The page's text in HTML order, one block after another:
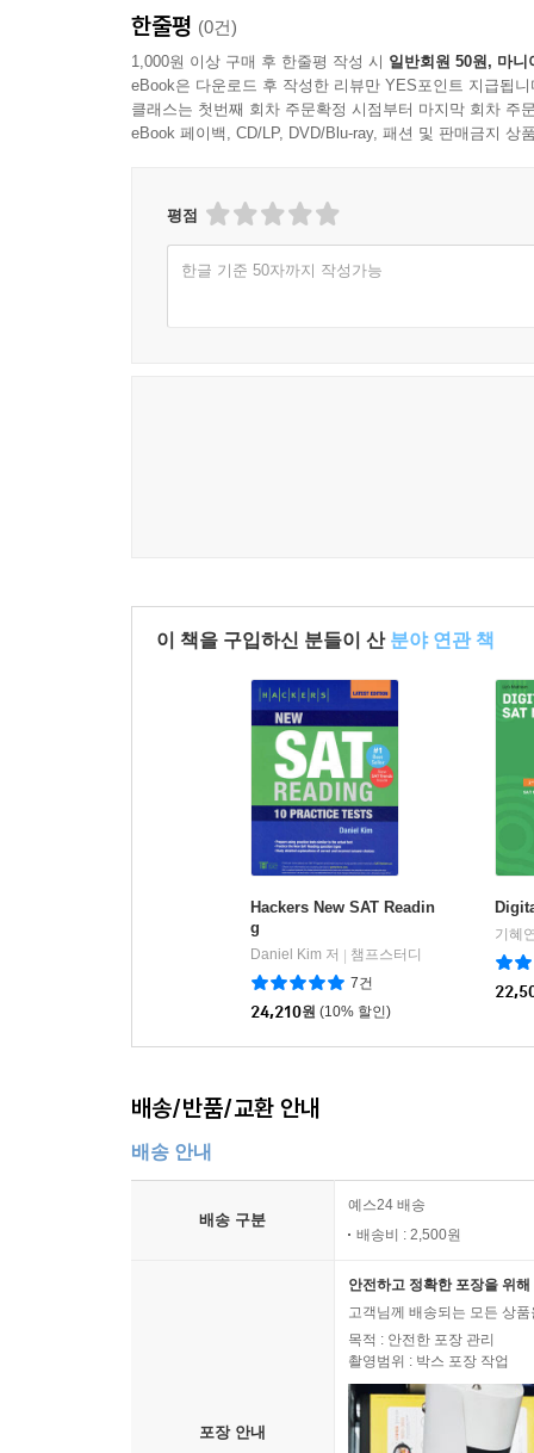
한줄평 (0건)
1,000원 이상 구매 후 한줄평 작성 시 일반회원 50원, 마니
eBook은 다운로드 후 작성한 리뷰만 YES포인트 지급됩니
클래스는 첫번째 회차 주문확정 시점부터 마지막 회차 주
eBook 페이백, CD/LP, DVD/Blu-ray, 패션 및 판매금지 상
평점
한글 기준 50자까지 작성가능
이 책을 구입하신 분들이 산 분야 연관 책
Hackers New SAT Readin
g
Daniel Kim 저
챔프스터디
7건
24,210원 (10% 할인)
기혜
배송/반품/교환 안내
배송 안내
배송 구분
예스24 배송
배송비 : 2,500원
포장 안내
안전하고 정확한 포장을 위
고객님께 배송되는 모든 상
목적 : 안전한 포장 관리
촬영범위 : 박스 포장 작업